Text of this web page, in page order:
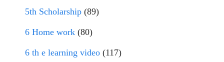
5th Scholarship (89)
6 Home work (80)
6 th e learning video (117)